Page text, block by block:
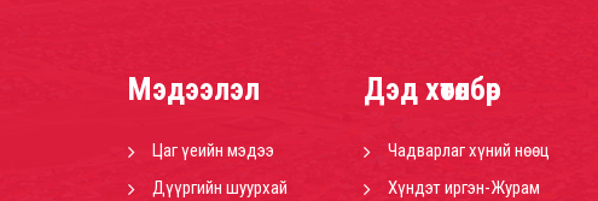
Мэдээлэл
Цаг үеийн мэдээ
Дүүргийн шуурхай
Дэд хөтөлбөр
Чадварлаг хүний нөөц
Хүндэт иргэн-Журам